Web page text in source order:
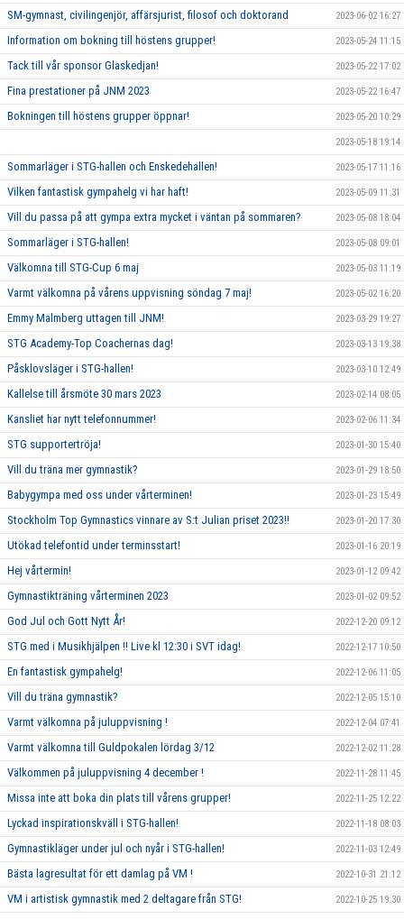
SM-gymnast, civilingenjör, affärsjurist, filosof och doktorand 2023-06-02 16:27
Information om bokning till höstens grupper! 2023-05-24 11:15
Tack till vår sponsor Glaskedjan! 2023-05-22 17:02
Fina prestationer på JNM 2023 2023-05-22 16:47
Bokningen till höstens grupper öppnar! 2023-05-20 10:29
2023-05-18 19:14
Sommarläger i STG-hallen och Enskedehallen! 2023-05-17 11:16
Vilken fantastisk gympahelg vi har haft! 2023-05-09 11:31
Vill du passa på att gympa extra mycket i väntan på sommaren? 2023-05-08 18:04
Sommarläger i STG-hallen! 2023-05-08 09:01
Välkomna till STG-Cup 6 maj 2023-05-03 11:19
Varmt välkomna på vårens uppvisning söndag 7 maj! 2023-05-02 16:20
Emmy Malmberg uttagen till JNM! 2023-03-29 19:27
STG Academy-Top Coachernas dag! 2023-03-13 19:38
Påsklovsläger i STG-hallen! 2023-03-10 12:49
Kallelse till årsmöte 30 mars 2023 2023-02-14 08:05
Kansliet har nytt telefonnummer! 2023-02-06 11:34
STG supportertröja! 2023-01-30 15:40
Vill du träna mer gymnastik? 2023-01-29 18:50
Babygympa med oss under vårterminen! 2023-01-23 15:49
Stockholm Top Gymnastics vinnare av S:t Julian priset 2023!! 2023-01-20 17:30
Utökad telefontid under terminsstart! 2023-01-16 20:19
Hej vårtermin! 2023-01-12 09:42
Gymnastikträning vårterminen 2023 2023-01-02 09:52
God Jul och Gott Nytt År! 2022-12-20 09:12
STG med i Musikhjälpen !! Live kl 12:30 i SVT idag! 2022-12-17 10:50
En fantastisk gympahelg! 2022-12-06 11:05
Vill du träna gymnastik? 2022-12-05 15:10
Varmt välkomna på juluppvisning ! 2022-12-04 07:41
Varmt välkomna till Guldpokalen lördag 3/12 2022-12-02 11:28
Välkommen på juluppvisning 4 december ! 2022-11-28 11:45
Missa inte att boka din plats till vårens grupper! 2022-11-25 12:22
Lyckad inspirationskväll i STG-hallen! 2022-11-18 08:03
Gymnastikläger under jul och nyår i STG-hallen! 2022-11-03 12:49
Bästa lagresultat för ett damlag på VM ! 2022-10-31 21:12
VM i artistisk gymnastik med 2 deltagare från STG! 2022-10-25 19:30